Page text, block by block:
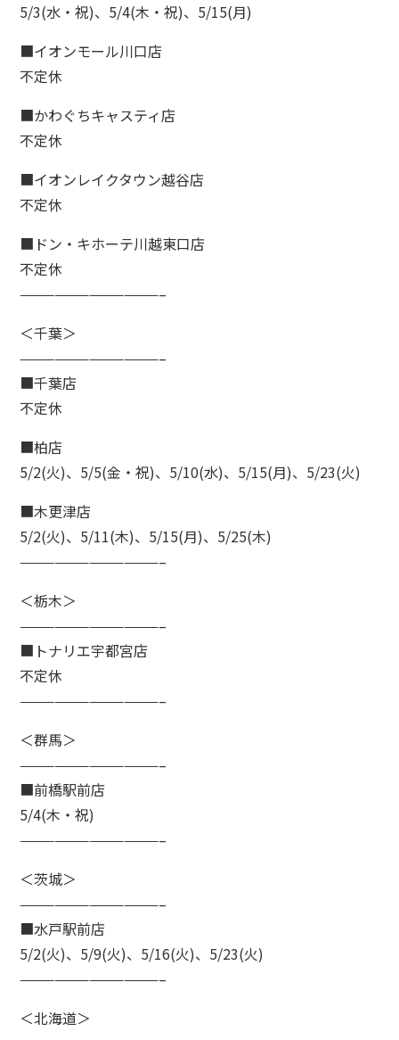
5/3(水・祝)、5/4(木・祝)、5/15(月)
■イオンモール川口店
不定休
■かわぐちキャスティ店
不定休
■イオンレイクタウン越谷店
不定休
■ドン・キホーテ川越東口店
不定休
————————————–
＜千葉＞
————————————–
■千葉店
不定休
■柏店
5/2(火)、5/5(金・祝)、5/10(水)、5/15(月)、5/23(火)
■木更津店
5/2(火)、5/11(木)、5/15(月)、5/25(木)
————————————–
＜栃木＞
————————————–
■トナリエ宇都宮店
不定休
————————————–
＜群馬＞
————————————–
■前橋駅前店
5/4(木・祝)
————————————–
＜茨城＞
————————————–
■水戸駅前店
5/2(火)、5/9(火)、5/16(火)、5/23(火)
————————————–
＜北海道＞